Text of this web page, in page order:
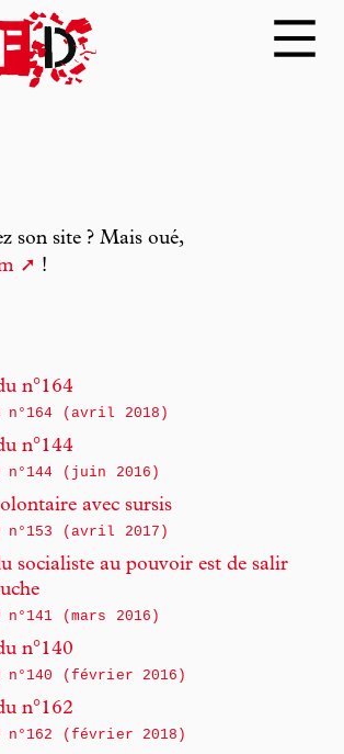
son site ? Mais oué,
!
n°164
n°164 (avril 2018)
n°144
n°144 (juin 2016)
avec sursis
n°153 (avril 2017)
socialiste au pouvoir est de salir
n°141 (mars 2016)
n°140
n°140 (février 2016)
n°162
n°162 (février 2018)